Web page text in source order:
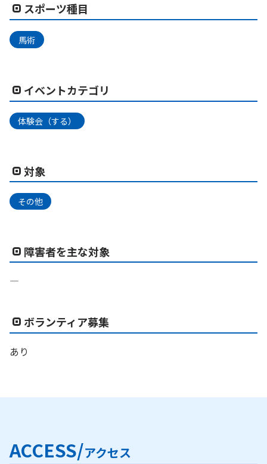
スポーツ種目
馬術
イベントカテゴリ
体験会（する）
対象
その他
障害者を主な対象
―
ボランティア募集
あり
ACCESS/アクセス